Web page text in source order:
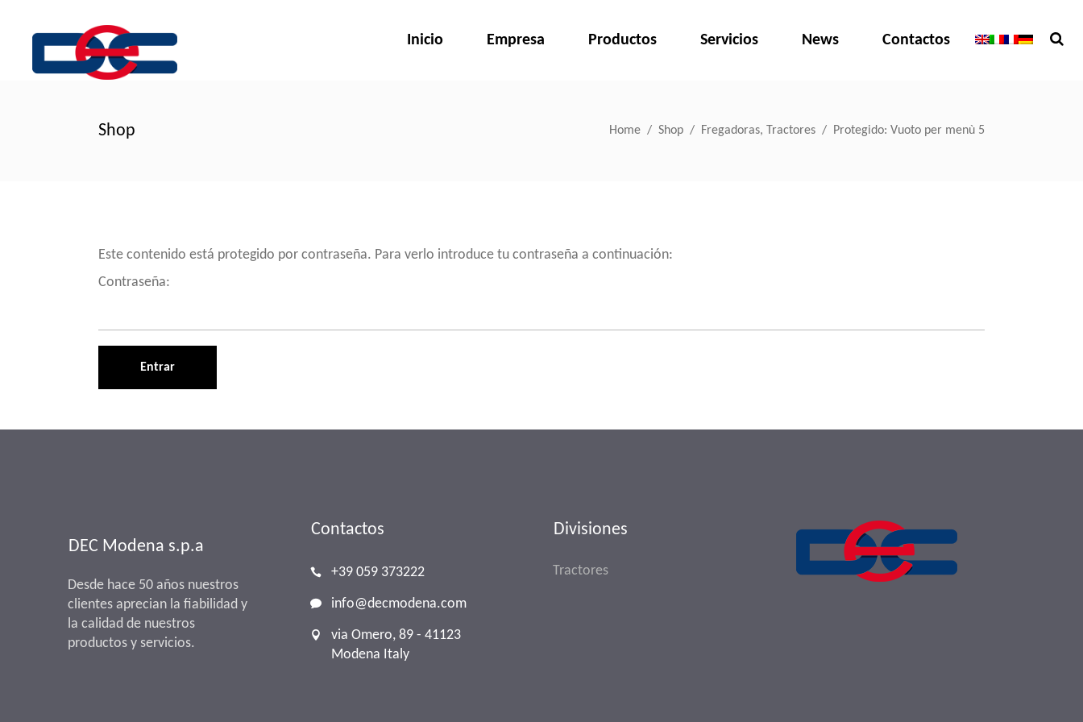
Inicio Empresa Productos Servicios News Contactos
Shop Home / Shop / Fregadoras, Tractores / Protegido: Vuoto per menù 5
Este contenido está protegido por contraseña. Para verlo introduce tu contraseña a continuación:
Contraseña:
DEC Modena s.p.a
Desde hace 50 años nuestros
clientes aprecian la fiabilidad y
la calidad de nuestros
productos y servicios.
Contactos
+39 059 373222
info@decmodena.com
via Omero, 89 - 41123
Modena Italy
Divisiones
Tractores